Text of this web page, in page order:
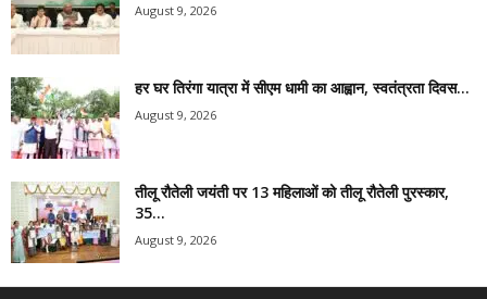
August 9, 2026
हर घर तिरंगा यात्रा में सीएम धामी का आह्वान, स्वतंत्रता दिवस...
August 9, 2026
तीलू रौतेली जयंती पर 13 महिलाओं को तीलू रौतेली पुरस्कार,
35...
August 9, 2026